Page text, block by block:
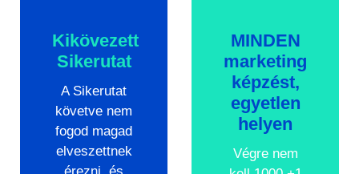
Kikövezett
Sikerutat
A Sikerutat
követve nem
fogod magad
elveszettnek
MINDEN
marketing
képzést,
egyetlen
helyen
Végre nem